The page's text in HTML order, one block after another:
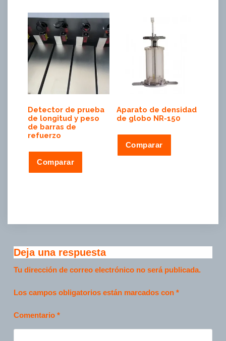
Detector de prueba
de longitud y peso
de barras de
refuerzo
Comparar
Aparato de densidad
de globo NR-150
Comparar
Deja una respuesta
Tu dirección de correo electrónico no será publicada.
Los campos obligatorios están marcados con *
Comentario *